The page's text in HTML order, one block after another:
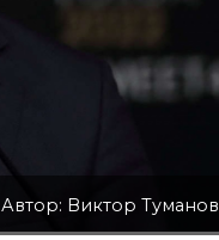
Автор: Виктор Туманов